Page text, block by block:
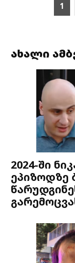
pagination
1
ახალი
2024-ში
ეპიზოდზე